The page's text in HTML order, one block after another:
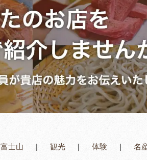
富士山 観光 体験 名